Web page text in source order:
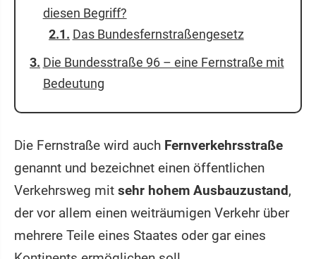
diesen Begriff?
Das Bundesfernstraßengesetz
Die Bundesstraße 96 – eine Fernstraße mit
Bedeutung
Die Fernstraße wird auch Fernverkehrsstraße
genannt und bezeichnet einen öffentlichen
Verkehrsweg mit sehr hohem Ausbauzustand,
der vor allem einen weiträumigen Verkehr über
mehrere Teile eines Staates oder gar eines